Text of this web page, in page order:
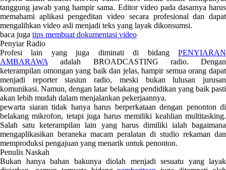
tanggung jawab yang hampir sama. Editor video pada dasarnya harus
memahami aplikasi pengeditan video secara profesional dan dapat
mengalihkan video asli menjadi teks yang layak dikonsumsi.
baca juga tips membuat dokumentasi video
Penyiar Radio
Profesi lain yang juga diminati di bidang PENYIARAN
AMBARAWA adalah BROADCASTING radio. Dengan
keterampilan omongan yang baik dan jelas, hampir semua orang dapat
menjadi reporter stasiun radio, meski bukan lulusan jurusan
komunikasi. Namun, dengan latar belakang pendidikan yang baik pasti
akan lebih mudah dalam menjalankan pekerjaannya.
pewarta siaran tidak hanya harus berperkataan dengan penonton di
belakang mikrofon, tetapi juga harus memiliki keahlian multitasking.
Salah satu keterampilan lain yang harus dimiliki ialah bagaimana
mengaplikasikan beraneka macam peralatan di studio rekaman dan
memproduksi pengajuan yang menarik untuk penonton.
Penulis Naskah
Bukan hanya bahan bakunya diolah menjadi sesuatu yang layak